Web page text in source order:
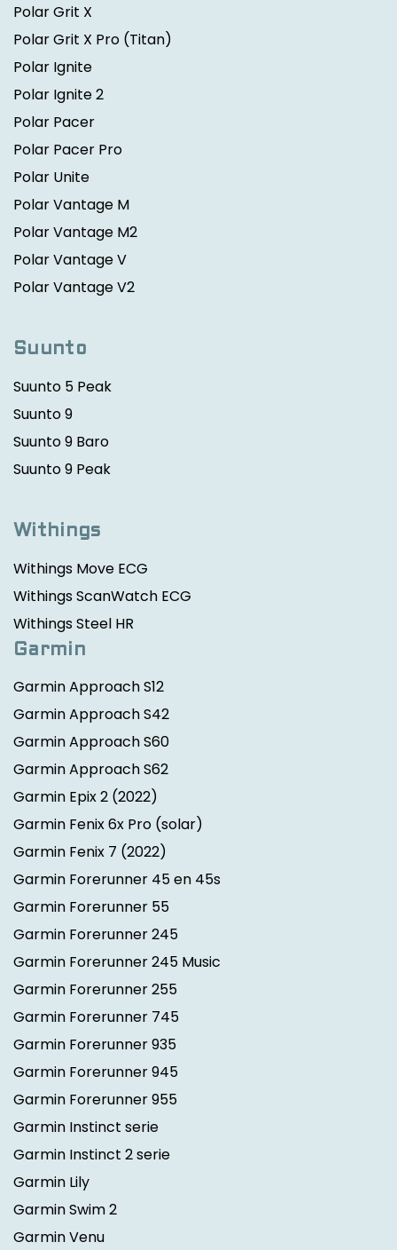
Polar Grit X
Polar Grit X Pro (Titan)
Polar Ignite
Polar Ignite 2
Polar Pacer
Polar Pacer Pro
Polar Unite
Polar Vantage M
Polar Vantage M2
Polar Vantage V
Polar Vantage V2
Suunto
Suunto 5 Peak
Suunto 9
Suunto 9 Baro
Suunto 9 Peak
Withings
Withings Move ECG
Withings ScanWatch ECG
Withings Steel HR
Garmin
Garmin Approach S12
Garmin Approach S42
Garmin Approach S60
Garmin Approach S62
Garmin Epix 2 (2022)
Garmin Fenix 6x Pro (solar)
Garmin Fenix 7 (2022)
Garmin Forerunner 45 en 45s
Garmin Forerunner 55
Garmin Forerunner 245
Garmin Forerunner 245 Music
Garmin Forerunner 255
Garmin Forerunner 745
Garmin Forerunner 935
Garmin Forerunner 945
Garmin Forerunner 955
Garmin Instinct serie
Garmin Instinct 2 serie
Garmin Lily
Garmin Swim 2
Garmin Venu